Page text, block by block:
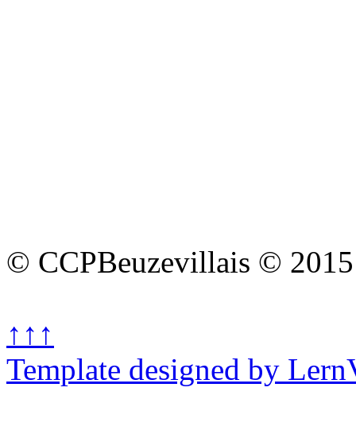
© CCPBeuzevillais © 2015
↑↑↑
Template designed by